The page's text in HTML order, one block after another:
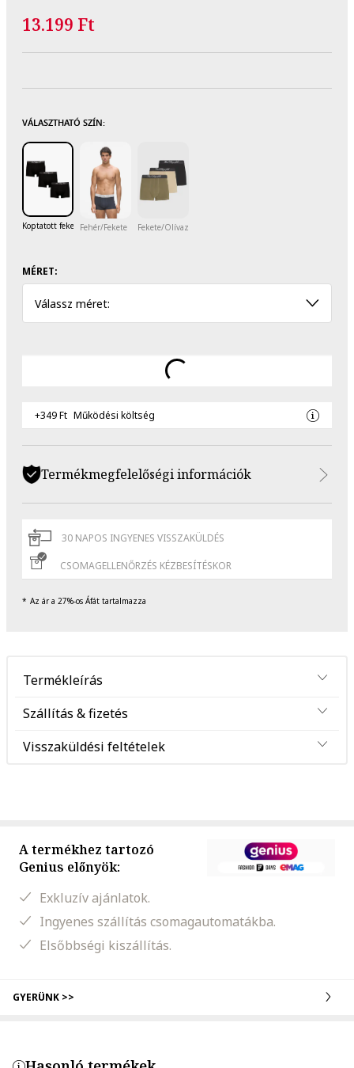
13.199 Ft
VÁLASZTHATÓ SZÍN:
Koptatott feketeFehér/Fekete Fekete/Olívazöld/Homokbarna
MÉRET:
Válassz méret:
+349 Ft Működési költség
Termékmegfelelőségi információk
30 NAPOS INGYENES VISSZAKÜLDÉS
CSOMAGELLENŐRZÉS KÉZBESÍTÉSKOR
Az ár a 27%-os Áfát tartalmazza
Termékleírás
Szállítás & fizetés
Visszaküldési feltételek
A termékhez tartozó
Genius előnyök:
Exkluzív ajánlatok.
Ingyenes szállítás csomagautomatákba.
Elsőbbségi kiszállítás.
GYERÜNK >>